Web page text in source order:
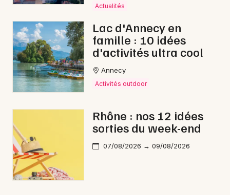
Actualités
Lac d'Annecy en
famille : 10 idées
d'activités ultra cool
Annecy
Activités outdoor
Rhône : nos 12 idées
sorties du week-end
07/08/2026 → 09/08/2026